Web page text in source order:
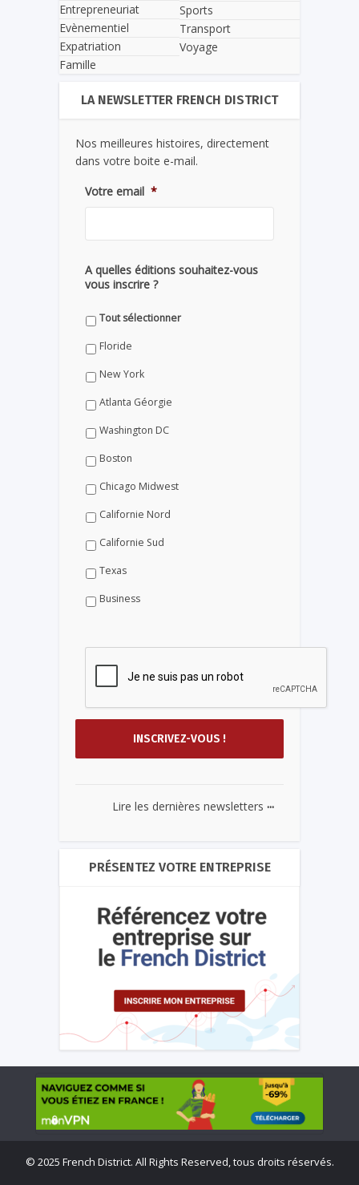
Entrepreneuriat
Evènementiel
Expatriation
Famille
Sports
Transport
Voyage
LA NEWSLETTER FRENCH DISTRICT
Nos meilleures histoires, directement
dans votre boite e-mail.
Votre email *
A quelles éditions souhaitez-vous
vous inscrire ?
Tout sélectionner
Floride
New York
Atlanta Géorgie
Washington DC
Boston
Chicago Midwest
Californie Nord
Californie Sud
Texas
Business
Lire les dernières newsletters ...
PRÉSENTEZ VOTRE ENTREPRISE
© 2025 French District. All Rights Reserved, tous droits réservés.